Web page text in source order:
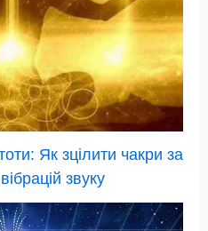
Як зцілити чакри за
звуку